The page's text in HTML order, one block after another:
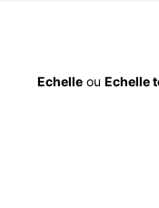
Echelle ou Echelle